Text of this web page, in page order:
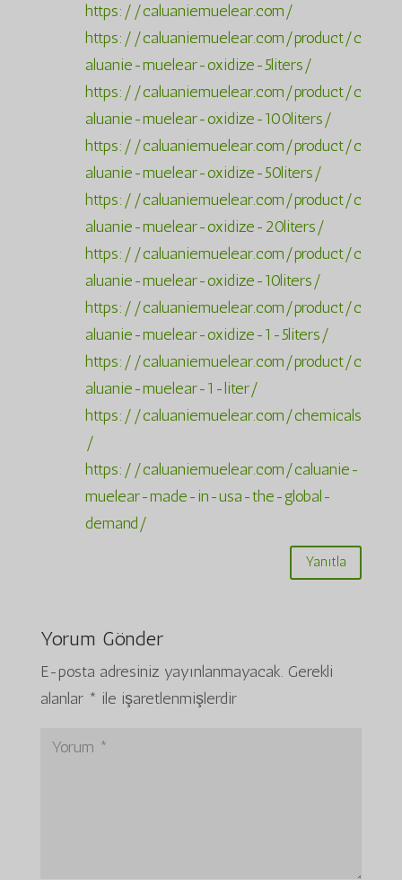
https://caluaniemuelear.com/
https://caluaniemuelear.com/product/c
aluanie-muelear-oxidize-5liters/
https://caluaniemuelear.com/product/c
aluanie-muelear-oxidize-100liters/
https://caluaniemuelear.com/product/c
aluanie-muelear-oxidize-50liters/
https://caluaniemuelear.com/product/c
aluanie-muelear-oxidize-20liters/
https://caluaniemuelear.com/product/c
aluanie-muelear-oxidize-10liters/
https://caluaniemuelear.com/product/c
aluanie-muelear-oxidize-1-5liters/
https://caluaniemuelear.com/product/c
aluanie-muelear-1-liter/
https://caluaniemuelear.com/chemicals
/
https://caluaniemuelear.com/caluanie-
muelear-made-in-usa-the-global-
demand/
Yanıtla
Yorum Gönder
E-posta adresiniz yayınlanmayacak. Gerekli
alanlar * ile işaretlenmişlerdir